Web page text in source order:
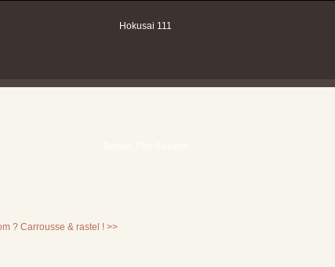
? Carrousse & rastel ! >>